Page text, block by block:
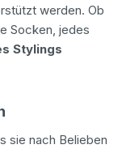
werden. Ob
Socken, jedes
Stylings
sie nach Belieben